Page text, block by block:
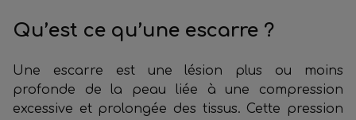
Qu’est ce qu’une escarre ?
Une escarre est une lésion plus ou moins
profonde de la peau liée à une compression
excessive et prolongée des tissus. Cette pression